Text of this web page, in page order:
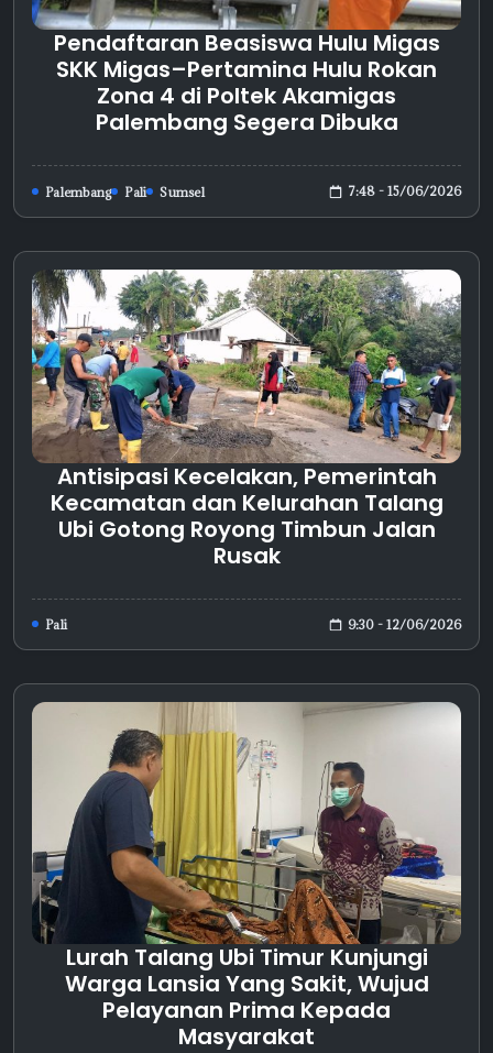
Pendaftaran Beasiswa Hulu Migas
SKK Migas–Pertamina Hulu Rokan
Zona 4 di Poltek Akamigas
Palembang Segera Dibuka
Palembang Pali Sumsel 7:48 - 15/06/2026
Antisipasi Kecelakan, Pemerintah
Kecamatan dan Kelurahan Talang
Ubi Gotong Royong Timbun Jalan
Rusak
Pali 9:30 - 12/06/2026
Lurah Talang Ubi Timur Kunjungi
Warga Lansia Yang Sakit, Wujud
Pelayanan Prima Kepada
Masyarakat